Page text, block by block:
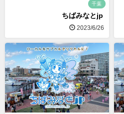
千葉
ちばみなとjp
2023/6/26